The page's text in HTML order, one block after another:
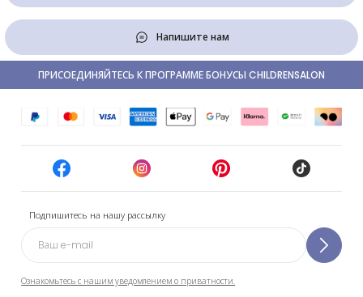
Напишите нам
Подпишитесь на нашу рассылку
Ознакомьтесь с нашим уведомлением о приватности.
ПРИСОЕДИНЯЙТЕСЬ К ПРОГРАММЕ БОНУСЫ CHILDRENSALON